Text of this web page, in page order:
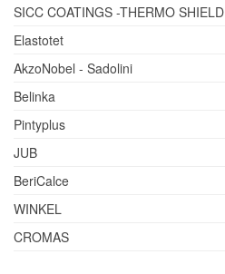
SICC COATINGS -THERMO SHIELD
Elastotet
AkzoNobel - Sadolini
Belinka
Pintyplus
JUB
BeriCalce
WINKEL
CROMAS